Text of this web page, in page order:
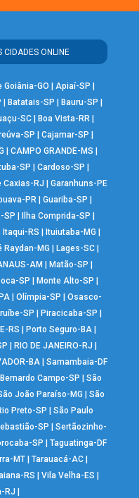
CIDADES ONLINE
Goiânia-GO Apiaí-SP
Batatais-SP Bauru-SP
SC Boa Vista-RR
SP Cajamar-SP
|CAMPO GRANDE-MS
SP Cardoso-SP
Caxias-RJ
Garanhuns-PE
PR| Guariba-SP
SP Ilha Comprida-SP
Itaqui-RS Ituiutaba-MG
Raydan-MG Lages-SC|
AM Matão-SP
SP Monte Alto-SP
|Olímpia-SP |Osasco-
SP Piracicaba-SP
RS Porto Seguro-BA
RIO DE JANEIRO-RJ
BA| Samambaia-DF
Campo-SP |São
João Paraíso-MG |São
Preto-SP |São Paulo
SP |Sertãozinho-
SP |Taguatinga-DF
MT| Tarauacá-AC|
RS |Vila Velha-ES
RJ